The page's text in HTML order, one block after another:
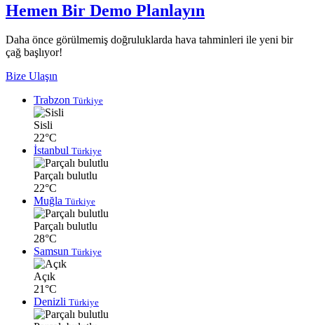
Hemen Bir Demo Planlayın
Daha önce görülmemiş doğruluklarda hava tahminleri ile yeni bir
çağ başlıyor!
Bize Ulaşın
Trabzon Türkiye
Sisli
22°C
İstanbul Türkiye
Parçalı bulutlu
22°C
Muğla Türkiye
Parçalı bulutlu
28°C
Samsun Türkiye
Açık
21°C
Denizli Türkiye